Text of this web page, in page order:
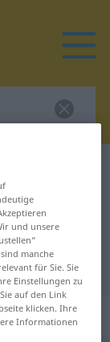
und unsere
manche
für Sie. Sie
Einstellungen zu
auf den Link
klicken. Ihre
Informationen